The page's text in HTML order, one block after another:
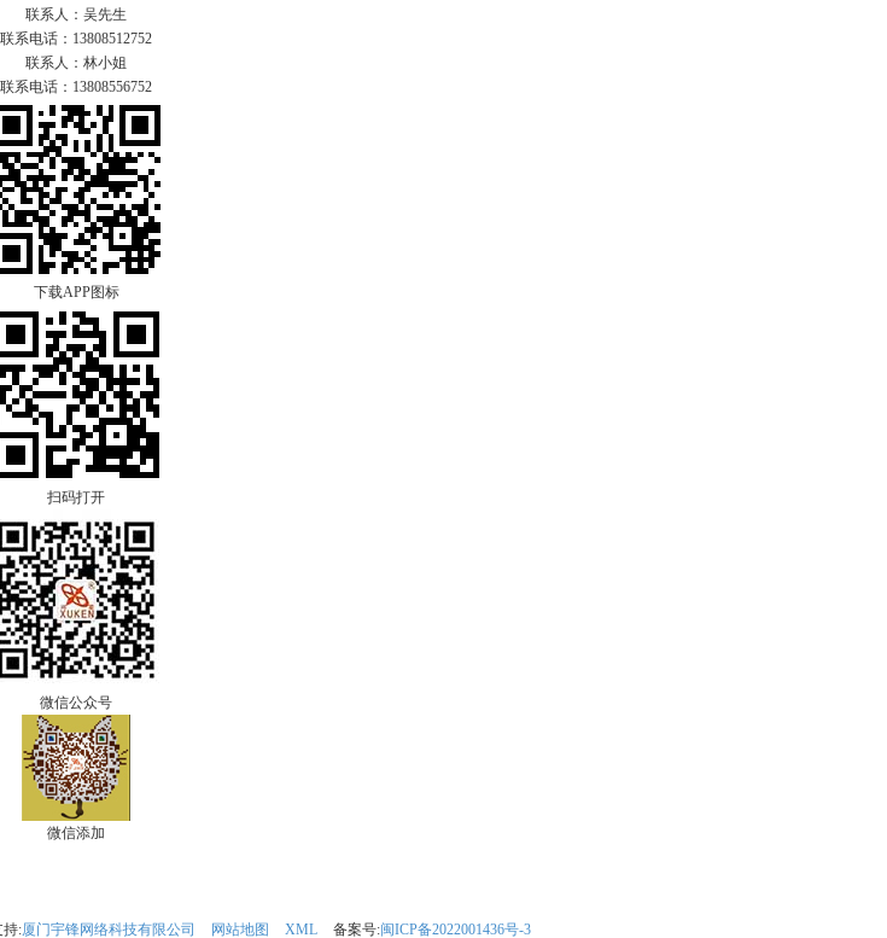
联系人：吴先生
联系电话：13808512752
联系人：林小姐
联系电话：13808556752
下载APP图标
扫码打开
微信公众号
微信添加
持:厦门宇锋网络科技有限公司 网站地图 XML 备案号:闽ICP备2022001436号-3